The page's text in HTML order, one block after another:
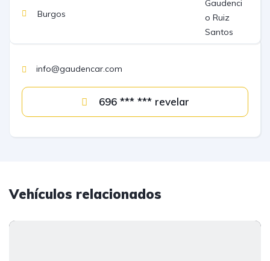
Burgos
info@gaudencar.com
696 *** *** revelar
Vehículos relacionados